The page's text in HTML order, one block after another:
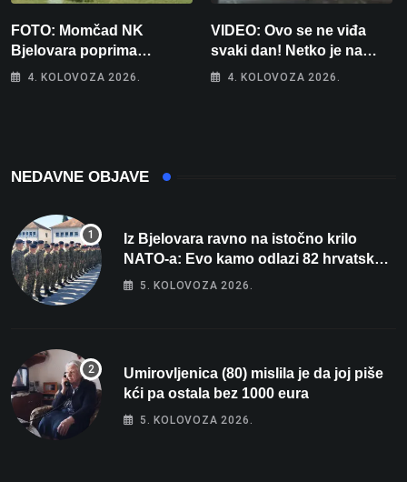
FOTO: Momčad NK
Bjelovara poprima
jesenski izgled
4. KOLOVOZA 2026.
VIDEO: Ovo se ne viđa
svaki dan! Netko je na
auto stavio – ručno
4. KOLOVOZA 2026.
NEDAVNE OBJAVE
Iz Bjelovara ravno na istočno krilo
NATO-a: Evo kamo odlazi 82 hrvatska
vojnika i 6 vojnikinja
5. KOLOVOZA 2026.
Umirovljenica (80) mislila je da joj piše
kći pa ostala bez 1000 eura
5. KOLOVOZA 2026.